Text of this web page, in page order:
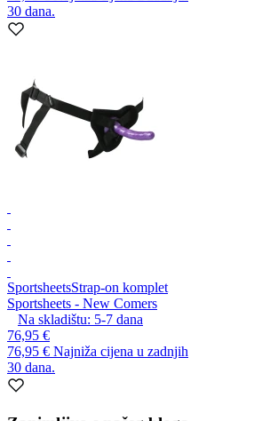
30 dana.
SportsheetsStrap-on komplet
Sportsheets - New Comers
Na skladištu: 5-7 dana
76,95 €
76,95 € Najniža cijena u zadnjih
30 dana.